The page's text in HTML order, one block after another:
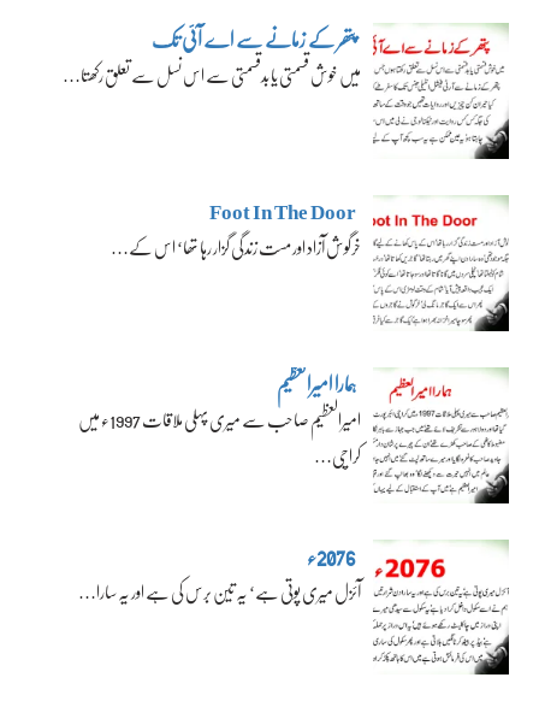
پتھر کے زمانے سے اے آئی تک
میں خوش قسمتی یا بدقسمتی سے اس نسل سے تعلق رکھتا…
Foot In The Door
خرگوش آزاد اور مست زندگی گزار رہا تھا‘ اس کے…
ہمارا امیرالعظیم
امیرالعظیم صاحب سے میری پہلی ملاقات 1997ء میں
کراچی…
2076ء
آئزل میری پوتی ہے‘ یہ تین برس کی ہے اور یہ سارا…